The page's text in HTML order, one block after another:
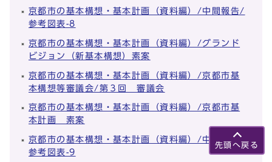
京都市の基本構想・基本計画（資料編）/中間報告/
参考図表-8
京都市の基本構想・基本計画（資料編）/グランド
ビジョン（新基本構想）素案
京都市の基本構想・基本計画（資料編）/京都市基
本構想等審議会/第３回 審議会
京都市の基本構想・基本計画（資料編）/京都市基
本計画 素案
京都市の基本構想・基本計画（資料編）/中間報告/
参考図表-9
先頭へ戻る